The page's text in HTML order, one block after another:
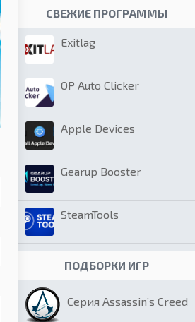
СВЕЖИЕ ПРОГРАММЫ
Exitlag
OP Auto Clicker
Apple Devices
Gearup Booster
SteamTools
ПОДБОРКИ ИГР
Серия Assassin’s Creed